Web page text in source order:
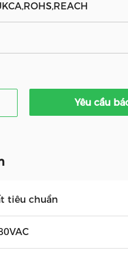
Yêu cầu
tiêu chuẩn